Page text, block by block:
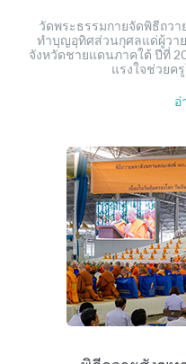
วัดพระธรรมกายจัดพิธีถว
ทำบุญอุทิศส่วนกุศลแด่ผู้วา
จังหวัดชายแดนภาคใต้ ปีที่
แรงใจช่วยค
อ่